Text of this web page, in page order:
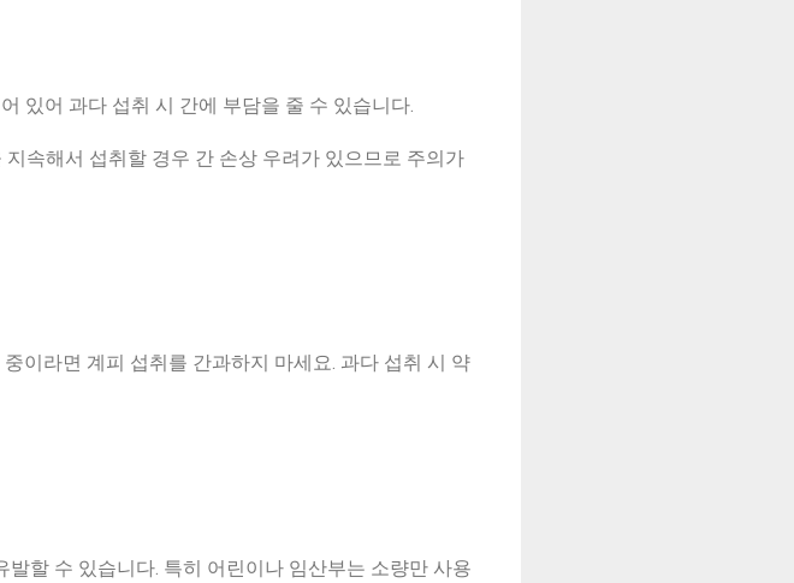
있어 과다 섭취 시 간에 부담을 줄 수 있습니다.
속해서 섭취할 경우 간 손상 우려가 있으므로 주의가
이라면 계피 섭취를 간과하지 마세요. 과다 섭취 시 약
할 수 있습니다. 특히 어린이나 임산부는 소량만 사용